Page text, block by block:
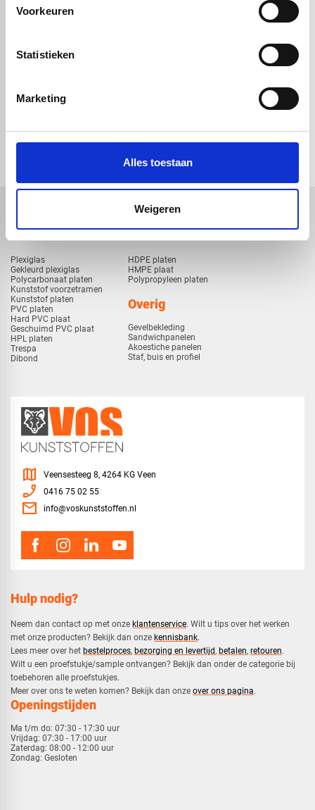
Voorkeuren
Statistieken
Marketing
Alles toestaan
Weigeren
POM C STAF FG
€ 20,33
POM C STAF FG
check_circleVanaf€ 750,-gratis bezorgd
check_circleKlanten geven Vos Kunststoffen een9,0/10na2662 beoordelingen
Plexiglas
Gekleurd plexiglas
Polycarbonaat platen
Kunststof voorzetramen
Kunststof platen
PVC platen
Hard PVC plaat
Geschuimd PVC plaat
HPL platen
Trespa
Dibond
HDPE platen
HMPE plaat
Polypropyleen platen
Overig
Gevelbekleding
Sandwichpanelen
Akoestiche panelen
Staf, buis en profiel
Hulp nodig?
Neem dan contact op met onze klantenservice. Wilt u tips over het werken
met onze producten? Bekijk dan onze kennisbank.
​Lees meer over het bestelproces, bezorging en levertijd, betalen, retouren.​
​Wilt u een proefstukje/sample ontvangen? Bekijk dan onder de categorie bij
toebehoren alle proefstukjes.
​​Meer over ons te weten komen? Bekijk dan onze over ons pagina.
Openingstijden
Ma t/m do: 07:30 - 17:30 uur
Vrijdag: 07:30 - 17:00 uur
Zaterdag: 08:00 - 12:00 uur
Zondag: Gesloten
map Veensesteeg 8, 4264 KG Veen
phone_enabled 0416 75 02 55
mail info@voskunststoffen.nl